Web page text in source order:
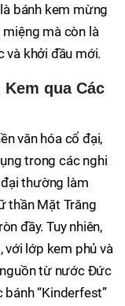
bánh kem mừng
mà còn là
và khởi đầu mới.
qua Các
văn hóa cổ đại,
trong các nghi
thường làm
thần Mặt Trăng
đầy. Tuy nhiên,
với lớp kem phủ và
từ nước Đức
“Kinderfest”